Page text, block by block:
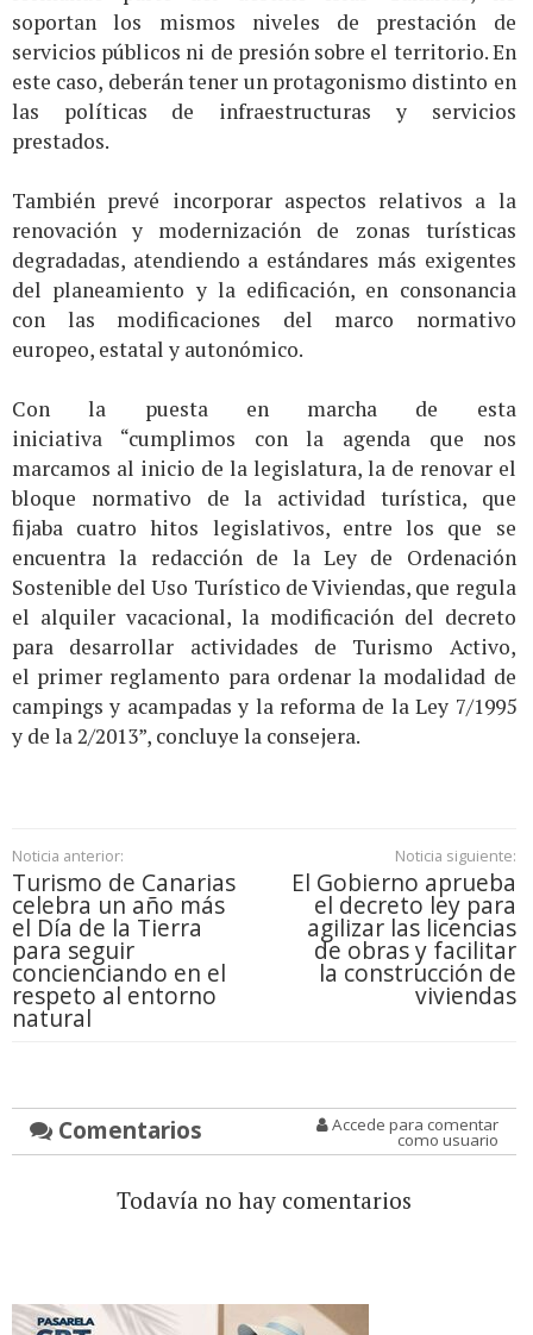
soportan los mismos niveles de prestación de
servicios públicos ni de presión sobre el territorio. En
este caso, deberán tener un protagonismo distinto en
las políticas de infraestructuras y servicios
prestados.
También prevé incorporar aspectos relativos a la
renovación y modernización de zonas turísticas
degradadas, atendiendo a estándares más exigentes
del planeamiento y la edificación, en consonancia
con las modificaciones del marco normativo
europeo, estatal y autonómico.
Con la puesta en marcha de esta
iniciativa “cumplimos con la agenda que nos
marcamos al inicio de la legislatura, la de renovar el
bloque normativo de la actividad turística, que
fijaba cuatro hitos legislativos, entre los que se
encuentra la redacción de la Ley de Ordenación
Sostenible del Uso Turístico de Viviendas, que regula
el alquiler vacacional, la modificación del decreto
para desarrollar actividades de Turismo Activo,
el primer reglamento para ordenar la modalidad de
campings y acampadas y la reforma de la Ley 7/1995
y de la 2/2013”, concluye la consejera.
Noticia anterior:
Turismo de Canarias
celebra un año más
el Día de la Tierra
para seguir
concienciando en el
respeto al entorno
natural
Noticia siguiente:
El Gobierno aprueba
el decreto ley para
agilizar las licencias
de obras y facilitar
la construcción de
viviendas
Comentarios Accede para comentar
como usuario
Todavía no hay comentarios